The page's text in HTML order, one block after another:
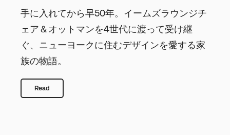
手に入れてから早50年。イームズラウンジチ
ェア＆オットマンを4世代に渡って受け継
ぐ、ニューヨークに住むデザインを愛する家
族の物語。
Read